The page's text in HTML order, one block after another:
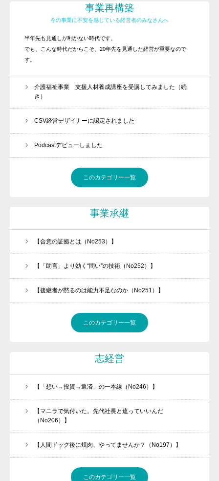
事業再構築
今の事業に不安を感じている経営者のみなさんへ
半年先も見通しが利かない時代です。
でも、こんな時代だからこそ、20年先を見通した経営が重要なので
す。
介護福祉事業 支援人材養成講座を受講してみました（続
き）
CSV経営デザイナーに認定されました
Podcastデビューしました
このカテゴリー一覧
事業承継
【合意の証拠とは（No253）】
【「助言」より効く“問い”の技術（No252）】
【後継者が黙るのは能力不足なのか（No251）】
このカテゴリー一覧
志経営
【「想い→投資→返済」の一本線（No246）】
【マニラで気付いた。先代社長と違っていいんだ
（No206）】
【人間ドック後に焼肉、やってませんか？（No197）】
このカテゴリー一覧